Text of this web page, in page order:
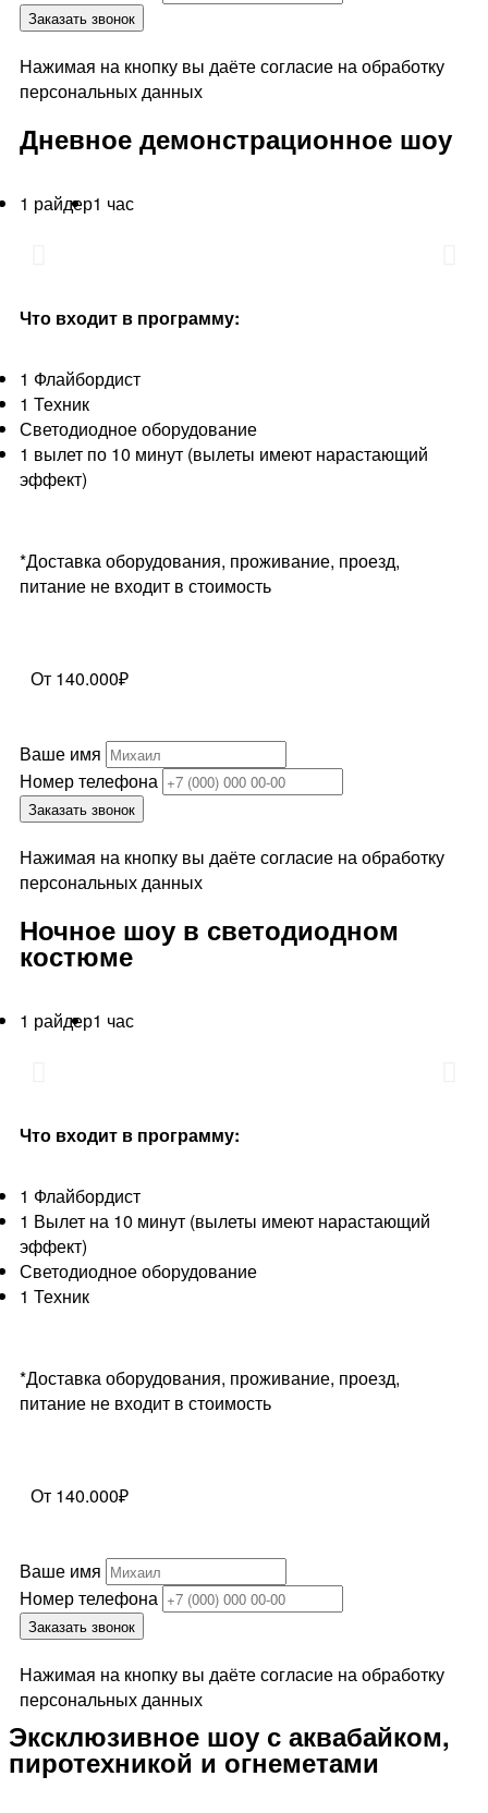
Заказать звонок
Нажимая на кнопку вы даёте согласие на обработку
персональных данных
Дневное демонстрационное шоу
1 райдер1 час
Что входит в программу:
1 Флайбордист
1 Техник
Светодиодное оборудование
1 вылет по 10 минут (вылеты имеют нарастающий
эффект)
*Доставка оборудования, проживание, проезд,
питание не входит в стоимость
От 140.000₽
Ваше имя
Номер телефона
Заказать звонок
Нажимая на кнопку вы даёте согласие на обработку
персональных данных
Ночное шоу в светодиодном
костюме
1 райдер1 час
Что входит в программу:
1 Флайбордист
1 Вылет на 10 минут (вылеты имеют нарастающий
эффект)
Светодиодное оборудование
1 Техник
*Доставка оборудования, проживание, проезд,
питание не входит в стоимость
От 140.000₽
Ваше имя
Номер телефона
Заказать звонок
Нажимая на кнопку вы даёте согласие на обработку
персональных данных
Эксклюзивное шоу с аквабайком,
пиротехникой и огнеметами